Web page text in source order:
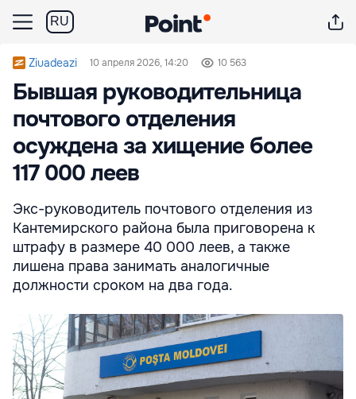
RU
Ziuadeazi 10 апреля 2026, 14:20 10 563
Бывшая руководительница
почтового отделения
осуждена за хищение более
117 000 леев
Экс-руководитель почтового отделения из
Кантемирского района была приговорена к
штрафу в размере 40 000 леев, а также
лишена права занимать аналогичные
должности сроком на два года.